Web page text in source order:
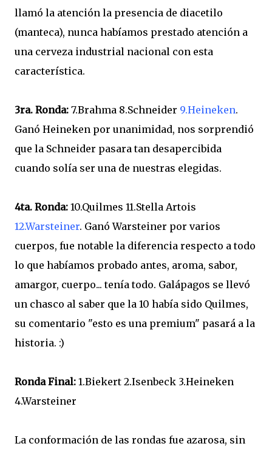
llamó la atención la presencia de diacetilo
(manteca), nunca habíamos prestado atención a
una cerveza industrial nacional con esta
característica.
3ra. Ronda: 7.Brahma 8.Schneider 9.Heineken.
Ganó Heineken por unanimidad, nos sorprendió
que la Schneider pasara tan desapercibida
cuando solía ser una de nuestras elegidas.
4ta. Ronda: 10.Quilmes 11.Stella Artois
12.Warsteiner. Ganó Warsteiner por varios
cuerpos, fue notable la diferencia respecto a todo
lo que habíamos probado antes, aroma, sabor,
amargor, cuerpo... tenía todo. Galápagos se llevó
un chasco al saber que la 10 había sido Quilmes,
su comentario "esto es una premium" pasará a la
historia. :)
Ronda Final: 1.Biekert 2.Isenbeck 3.Heineken
4.Warsteiner
La conformación de las rondas fue azarosa, sin